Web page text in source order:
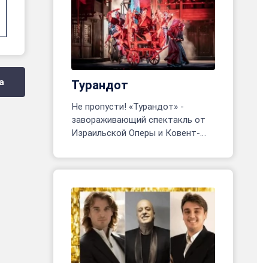
Турандот
Не пропусти! «Турандот» -
завораживающий спектакль от
Израильской Оперы и Ковент-
июля. Более 200 артистов на
сцене!